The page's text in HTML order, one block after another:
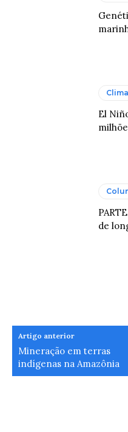
El
de
Artigo anterior
Mineração em terras
indígenas na Amazônia